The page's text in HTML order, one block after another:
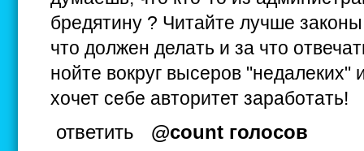
бредятину ? Читайте лучше
что должен делать и за что
нойте вокруг высеров "недалеких"
хочет себе авторитет заработать!
ответить
@count голосов